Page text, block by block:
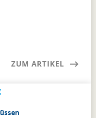
ZUM ARTIKEL